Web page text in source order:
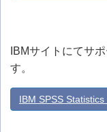
IBMサイトにてサ
す。
IBM SPSS